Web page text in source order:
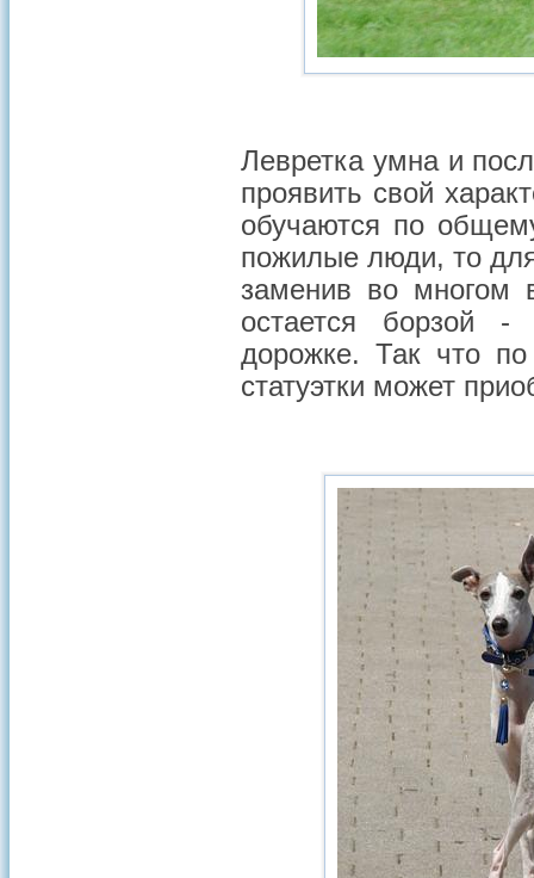
Левретка умна и
проявить свой
обучаются по
пожилые люди, то
заменив во многом
остается борзой -
дорожке. Так что
статуэтки может